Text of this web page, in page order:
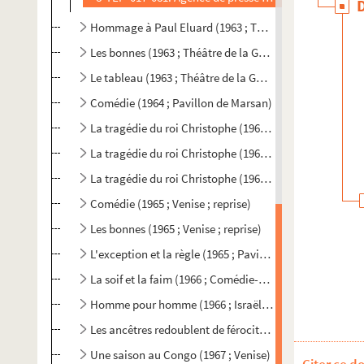
Hommage à Paul Eluard (1963 ; Théâtre de l'Ambigu)
Les bonnes (1963 ; Théâtre de la Gaîté-Montparnasse ;
Le tableau (1963 ; Théâtre de la Gaîté-Montparnasse)
Comédie (1964 ; Pavillon de Marsan)
La tragédie du roi Christophe (1964 ; Salzbourg)
La tragédie du roi Christophe (1965 ; Théâtre de
La tragédie du roi Christophe (1965 ; Venise ; reprise)
Comédie (1965 ; Venise ; reprise)
Les bonnes (1965 ; Venise ; reprise)
L'exception et la règle (1965 ; Pavillon de Marsan ;
La soif et la faim (1966 ; Comédie-Française)
Homme pour homme (1966 ; Israël ; reprise)
Les ancêtres redoublent de férocité (1967 ; Théâtre
Une saison au Congo (1967 ; Venise)